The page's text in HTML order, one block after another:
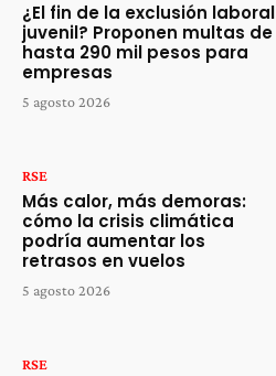
¿El fin de la exclusión laboral
juvenil? Proponen multas de
hasta 290 mil pesos para
empresas
5 agosto 2026
RSE
Más calor, más demoras:
cómo la crisis climática
podría aumentar los
retrasos en vuelos
5 agosto 2026
RSE